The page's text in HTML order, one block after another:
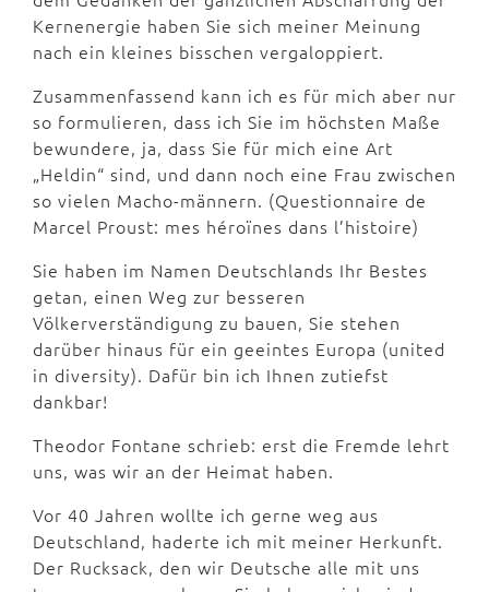
Kernenergie haben Sie sich meiner Meinung
nach ein kleines bisschen vergaloppiert.
Zusammenfassend kann ich es für mich aber nur
so formulieren, dass ich Sie im höchsten Maße
bewundere, ja, dass Sie für mich eine Art
„Heldin“ sind, und dann noch eine Frau zwischen
so vielen Macho-männern. (Questionnaire de
Marcel Proust: mes héroïnes dans l’histoire)
Sie haben im Namen Deutschlands Ihr Bestes
getan, einen Weg zur besseren
Völkerverständigung zu bauen, Sie stehen
darüber hinaus für ein geeintes Europa (united
in diversity). Dafür bin ich Ihnen zutiefst
dankbar!
Theodor Fontane schrieb: erst die Fremde lehrt
uns, was wir an der Heimat haben.
Vor 40 Jahren wollte ich gerne weg aus
Deutschland, haderte ich mit meiner Herkunft.
Der Rucksack, den wir Deutsche alle mit uns